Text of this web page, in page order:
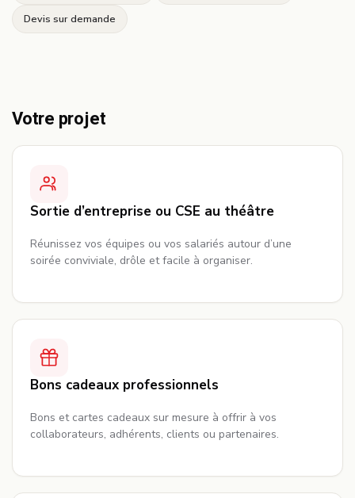
Devis sur demande
Votre projet
Sortie d’entreprise ou CSE au théâtre
Réunissez vos équipes ou vos salariés autour d’une
soirée conviviale, drôle et facile à organiser.
Bons cadeaux professionnels
Bons et cartes cadeaux sur mesure à offrir à vos
collaborateurs, adhérents, clients ou partenaires.